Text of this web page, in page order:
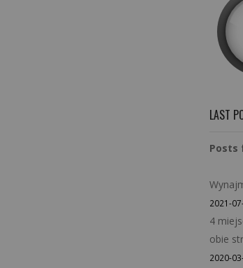
LAST
Posts
2021-
4
obie
2020-